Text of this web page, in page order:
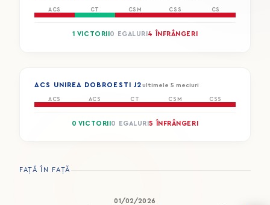
ACS CT CSM CSS CS
1 VICTORII 0 EGALURI 4 ÎNFRÂNGERI
ACS UNIREA DOBROESTI J2 ultimele 5 meciuri
ACS ACS CT CSM CSS
0 VICTORII 0 EGALURI5 ÎNFRÂNGERI
FAȚĂ ÎN FAȚĂ
01/02/2026